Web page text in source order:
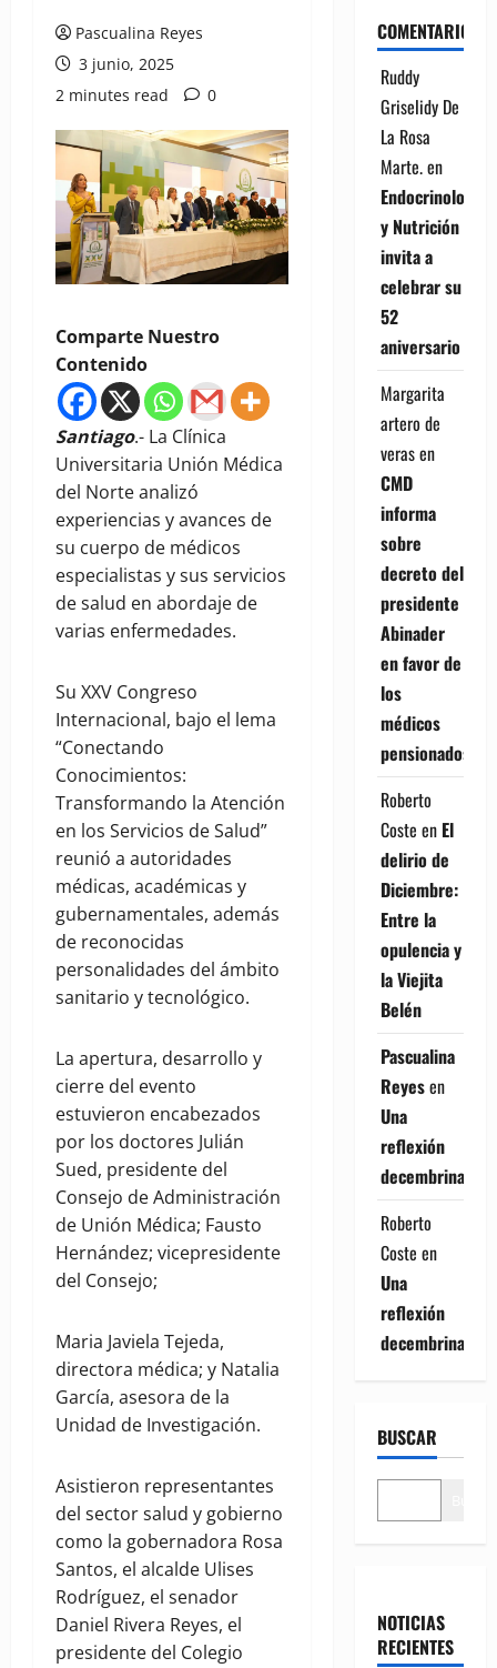
Pascualina Reyes
3 junio, 2025
2 minutes read
0
Comparte Nuestro
Contenido
Santiago.- La Clínica
Universitaria Unión Médica
del Norte analizó
experiencias y avances de
su cuerpo de médicos
especialistas y sus servicios
de salud en abordaje de
varias enfermedades.
Su XXV Congreso
Internacional, bajo el lema
“Conectando
Conocimientos:
Transformando la Atención
en los Servicios de Salud”
reunió a autoridades
médicas, académicas y
gubernamentales, además
de reconocidas
personalidades del ámbito
sanitario y tecnológico.
La apertura, desarrollo y
cierre del evento
estuvieron encabezados
por los doctores Julián
Sued, presidente del
Consejo de Administración
de Unión Médica; Fausto
Hernández; vicepresidente
del Consejo;
Maria Javiela Tejeda,
directora médica; y Natalia
García, asesora de la
Unidad de Investigación.
Asistieron representantes
del sector salud y gobierno
como la gobernadora Rosa
Santos, el alcalde Ulises
Rodríguez, el senador
Daniel Rivera Reyes, el
presidente del Colegio
COMENTARIOS
Ruddy
Griselidy De
La Rosa
Marte.en
Endocrinología
y Nutrición
invita a
celebrar su
52
aniversario
Margarita
artero de
verasen
CMD
informa
sobre
decreto del
presidente
Abinader
en favor de
los
médicos
pensionados
Roberto
Coste en El
delirio de
Diciembre:
Entre la
opulencia y
la Viejita
Belén
Pascualina
Reyesen
Una
reflexión
decembrina
Roberto
Coste en
Una
reflexión
decembrina
BUSCAR
NOTICIAS
RECIENTES